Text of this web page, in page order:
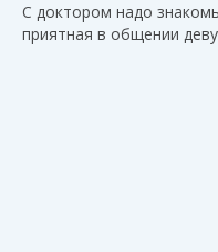
С доктором надо
приятная в общении